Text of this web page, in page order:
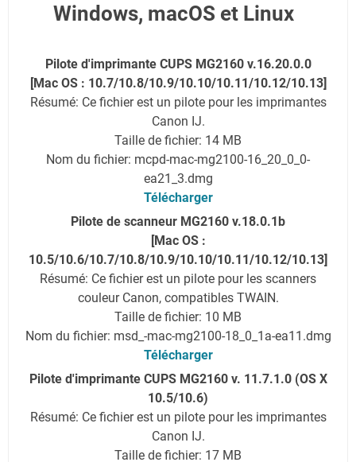
Windows, macOS et Linux
Pilote d'imprimante CUPS MG2160 v.16.20.0.0
[Mac OS : 10.7/10.8/10.9/10.10/10.11/10.12/10.13]
Résumé: Ce fichier est un pilote pour les imprimantes
Canon IJ.
Taille de fichier: 14 MB
Nom du fichier: mcpd-mac-mg2100-16_20_0_0-
ea21_3.dmg
Télécharger
Pilote de scanneur MG2160 v.18.0.1b
[Mac OS :
10.5/10.6/10.7/10.8/10.9/10.10/10.11/10.12/10.13]
Résumé: Ce fichier est un pilote pour les scanners
couleur Canon, compatibles TWAIN.
Taille de fichier: 10 MB
Nom du fichier: msd_-mac-mg2100-18_0_1a-ea11.dmg
Télécharger
Pilote d'imprimante CUPS MG2160 v. 11.7.1.0 (OS X
10.5/10.6)
Résumé: Ce fichier est un pilote pour les imprimantes
Canon IJ.
Taille de fichier: 17 MB